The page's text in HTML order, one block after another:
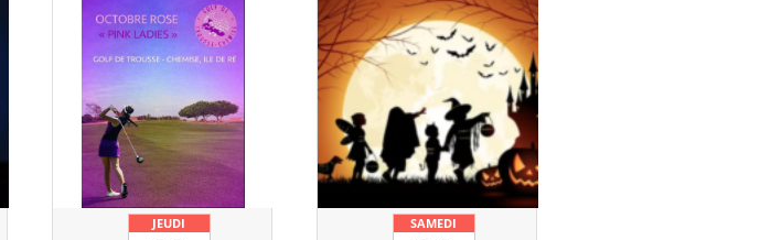
JEUDI SAMEDI